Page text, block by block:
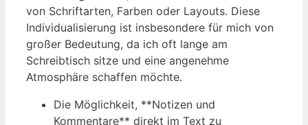
von Schriftarten, Farben oder Layouts. Diese
Individualisierung ist insbesondere für mich von
großer Bedeutung, da ich oft lange am
Schreibtisch sitze und eine angenehme
Atmosphäre schaffen möchte.
Die Möglichkeit, **Notizen und
Kommentare** direkt im Text zu